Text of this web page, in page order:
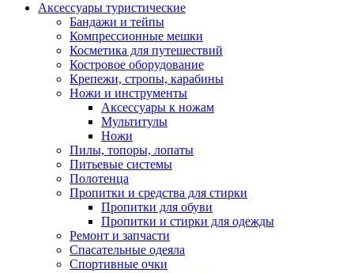
Аксессуары туристические
Бандажи и тейпы
Компрессионные мешки
Косметика для путешествий
Костровое оборудование
Крепежи, стропы, карабины
Ножи и инструменты
Аксессуары к ножам
Мультитулы
Ножи
Пилы, топоры, лопаты
Питьевые системы
Полотенца
Пропитки и средства для стирки
Пропитки для обуви
Пропитки и стирки для одежды
Ремонт и запчасти
Спасательные одеяла
Спортивные очки